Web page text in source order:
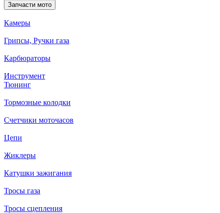
Запчасти мото
Камеры
Грипсы, Ручки газа
Карбюраторы
Инструмент
Тюнинг
Тормозные колодки
Счетчики моточасов
Цепи
Жиклеры
Катушки зажигания
Тросы газа
Тросы сцепления